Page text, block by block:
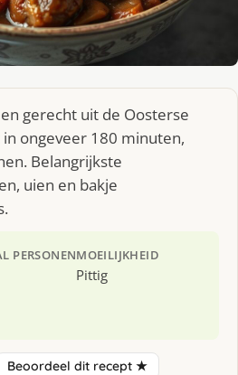
gerecht uit de Oosterse
ongeveer 180 minuten,
Belangrijkste
uien en bakje
PERSONENMOEILIJKHEID
Pittig
Beoordeel dit recept ★